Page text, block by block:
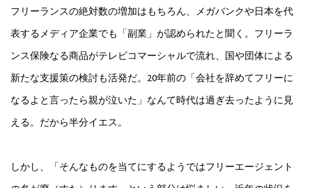
フリーランスの絶対数の増加はもちろん、メガバンクや日本を代
表するメディア企業でも「副業」が認められたと聞く。フリーラ
ンス保険なる商品がテレビコマーシャルで流れ、国や団体による
新たな支援策の検討も活発だ。20年前の「会社を辞めてフリーに
なるよと言ったら親が泣いた」なんて時代は過ぎ去ったように見
える。だから半分イエス。
しかし、「そんなものを当てにするようではフリーエージェント